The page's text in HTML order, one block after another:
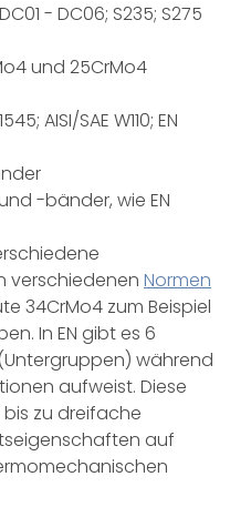
- DC06; S235; S275
und 25CrMo4
AISI/SAE W110; EN
-bänder, wie EN
verschiedenen Normen
34CrMo4 zum Beispiel
In EN gibt es 6
während
aufweist. Diese
zu dreifache
auf